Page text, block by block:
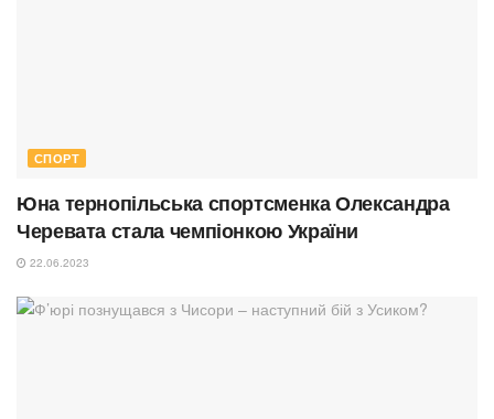
СПОРТ
Юна тернопільська спортсменка Олександра
Черевата стала чемпіонкою України
22.06.2023